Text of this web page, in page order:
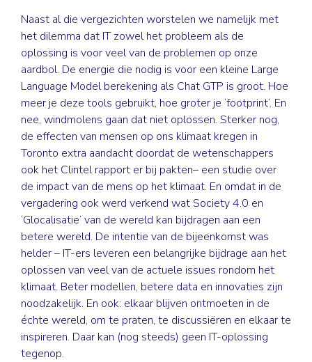
Naast al die vergezichten worstelen we namelijk met
het dilemma dat IT zowel het probleem als de
oplossing is voor veel van de problemen op onze
aardbol. De energie die nodig is voor een kleine Large
Language Model berekening als Chat GTP is groot. Hoe
meer je deze tools gebruikt, hoe groter je ‘footprint’. En
nee, windmolens gaan dat niet oplossen. Sterker nog,
de effecten van mensen op ons klimaat kregen in
Toronto extra aandacht doordat de wetenschappers
ook het Clintel rapport er bij pakten– een studie over
de impact van de mens op het klimaat. En omdat in de
vergadering ook werd verkend wat Society 4.0 en
‘Glocalisatie’ van de wereld kan bijdragen aan een
betere wereld. De intentie van de bijeenkomst was
helder – IT-ers leveren een belangrijke bijdrage aan het
oplossen van veel van de actuele issues rondom het
klimaat. Beter modellen, betere data en innovaties zijn
noodzakelijk. En ook: elkaar blijven ontmoeten in de
échte wereld, om te praten, te discussiëren en elkaar te
inspireren. Daar kan (nog steeds) geen IT-oplossing
tegenop.